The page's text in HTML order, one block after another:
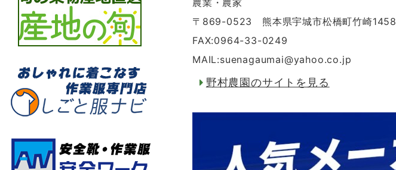
農業・農家
〒869-0523 熊本県宇城市松橋町竹崎1458
FAX:0964-33-0249
MAIL:suenagaumai@yahoo.co.jp
野村農園のサイトを見る